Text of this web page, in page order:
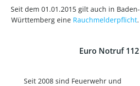
Seit dem 01.01.2015 gilt auch in Baden-
Württemberg eine Rauchmelderpflicht.
Euro Notruf 112
Seit 2008 sind Feuerwehr und